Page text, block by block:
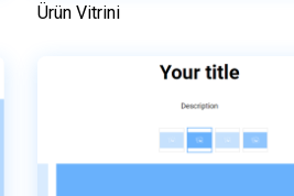
Bu şablonu kullanın
Ürün Vitrini